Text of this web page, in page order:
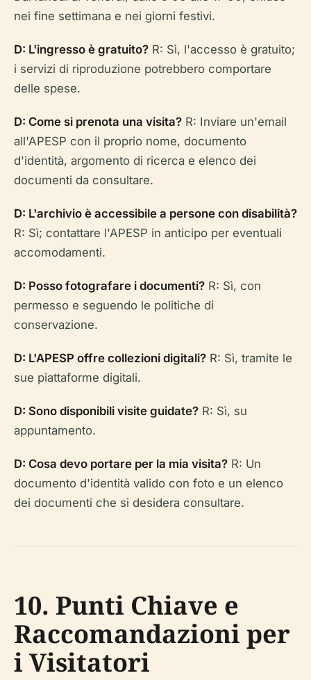
nei fine settimana e nei giorni festivi.
D: L'ingresso è gratuito? R: Sì, l'accesso è gratuito;
i servizi di riproduzione potrebbero comportare
delle spese.
D: Come si prenota una visita? R: Inviare un'email
all'APESP con il proprio nome, documento
d'identità, argomento di ricerca e elenco dei
documenti da consultare.
D: L'archivio è accessibile a persone con disabilità?
R: Sì; contattare l'APESP in anticipo per eventuali
accomodamenti.
D: Posso fotografare i documenti? R: Sì, con
permesso e seguendo le politiche di
conservazione.
D: L'APESP offre collezioni digitali? R: Sì, tramite le
sue piattaforme digitali.
D: Sono disponibili visite guidate? R: Sì, su
appuntamento.
D: Cosa devo portare per la mia visita? R: Un
documento d'identità valido con foto e un elenco
dei documenti che si desidera consultare.
10. Punti Chiave e
Raccomandazioni per
i Visitatori